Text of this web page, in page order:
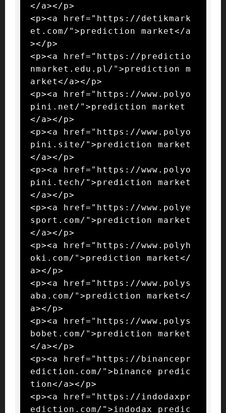
</a></p>
<p><a href="https://detikmark
et.com/">prediction market</a
></p>
<p><a href="https://predictio
nmarket.edu.pl/">prediction m
arket</a></p>
<p><a href="https://www.polyo
pini.net/">prediction market
</a></p>
<p><a href="https://www.polyo
pini.site/">prediction market
</a></p>
<p><a href="https://www.polyo
pini.tech/">prediction market
</a></p>
<p><a href="https://www.polye
sport.com/">prediction market
</a></p>
<p><a href="https://www.polyh
oki.com/">prediction market</
a></p>
<p><a href="https://www.polys
aba.com/">prediction market</
a></p>
<p><a href="https://www.polys
bobet.com/">prediction market
</a></p>
<p><a href="https://binancepr
ediction.com/">binance predic
tion</a></p>
<p><a href="https://indodaxpr
ediction.com/">indodax predic